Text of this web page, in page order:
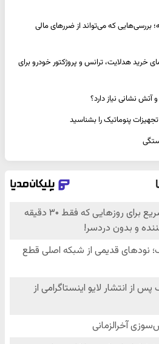
بررسی‌هایی که می‌تواند از ضررهای مالی
خرید هدلایت، ترانس و پروژکتور خودرو برای
آتش نشانی نیاز دارد؟
پنوماتیک را بشناسید